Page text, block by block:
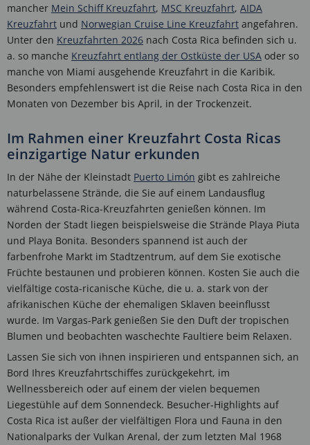
mancher Mein Schiff Kreuzfahrt, MSC Kreuzfahrt, AIDA
Kreuzfahrt und Norwegian Cruise Line Kreuzfahrt angefahren.
Unter den Kreuzfahrten 2026 nach Costa Rica befinden sich u.
a. so manche Kreuzfahrt entlang der Ostküste der USA oder so
manche von Miami ausgehende Kreuzfahrt in die Karibik.
Besonders empfehlenswert ist die Reise nach Costa Rica in den
Monaten von Dezember bis April, in der Trockenzeit.
Im Rahmen einer Kreuzfahrt Costa Ricas
einzigartige Natur erkunden
In der Nähe der Kleinstadt Puerto Limón gibt es zahlreiche
naturbelassene Strände, die Sie auf einem Landausflug
während Costa-Rica-Kreuzfahrten genießen können. Im
Norden der Stadt liegen beispielsweise die Strände Playa Piuta
und Playa Bonita. Besonders spannend ist auch der
farbenfrohe Markt im Stadtzentrum, auf dem Sie exotische
Früchte bestaunen und probieren können. Kosten Sie auch die
vielfältige costa-ricanische Küche, die u. a. stark von der
afrikanischen Küche der ehemaligen Sklaven beeinflusst
wurde. Im Vargas-Park genießen Sie den Duft der tropischen
Blumen und beobachten waschechte Faultiere beim Relaxen.
Lassen Sie sich von ihnen inspirieren und entspannen sich, an
Bord Ihres Kreuzfahrtschiffes zurückgekehrt, im
Wellnessbereich oder auf einem der vielen bequemen
Liegestühle auf dem Sonnendeck. Besucher-Highlights auf
Costa Rica ist außer der vielfältigen Flora und Fauna in den
Nationalparks der Vulkan Arenal, der zum letzten Mal 1968